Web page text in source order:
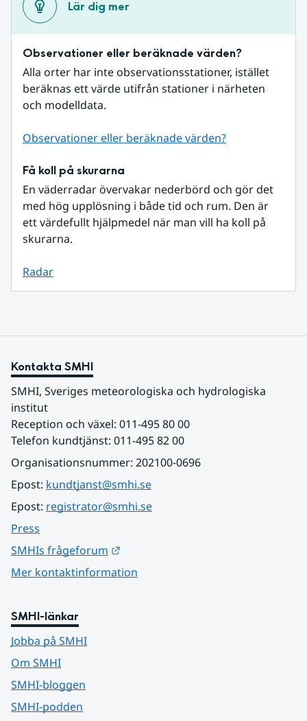
Lär dig mer
Observationer eller beräknade värden?
Alla orter har inte observationsstationer, istället
beräknas ett värde utifrån stationer i närheten
och modelldata.
Observationer eller beräknade värden?
Få koll på skurarna
En väderradar övervakar nederbörd och gör det
med hög upplösning i både tid och rum. Den är
ett värdefullt hjälpmedel när man vill ha koll på
skurarna.
Radar
Kontakta SMHI
SMHI, Sveriges meteorologiska och hydrologiska
institut
Reception och växel: 011-495 80 00
Telefon kundtjänst: 011-495 82 00
Organisationsnummer: 202100-0696
Epost: kundtjanst@smhi.se
Epost: registrator@smhi.se
Press
SMHIs frågeforum
Mer kontaktinformation
SMHI-länkar
Jobba på SMHI
Om SMHI
SMHI-bloggen
SMHI-podden